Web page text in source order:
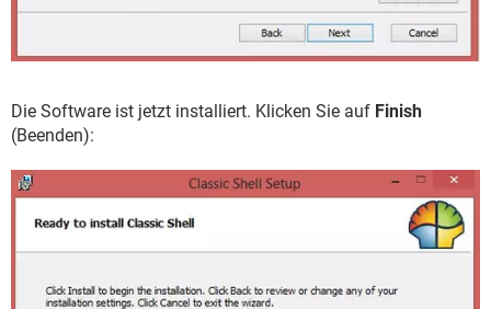
Die Software ist jetzt installiert. Klicken Sie auf Finish
(Beenden):